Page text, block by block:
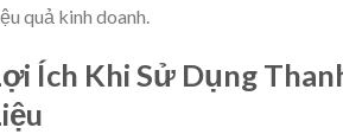
quả kinh doanh.
Ích Khi Sử Dụng